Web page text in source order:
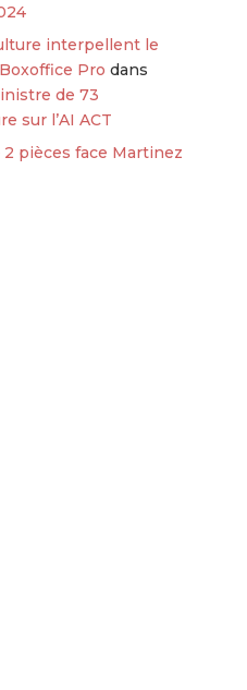
interpellent le
Pro dans
de 73
sur l’AI ACT
2 pièces face Martinez